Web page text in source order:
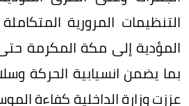
التنظيمات المرورية
المؤدية إلى مكة المكرمة
بما يضمن انسيابية الحركة
عززت وزارة الداخلية كفاءة